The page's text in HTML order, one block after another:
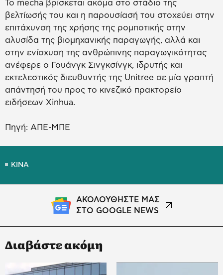
Το mecha βρίσκεται ακόμα στο στάδιο της
βελτίωσής του και η παρουσίασή του στοχεύει στην
επιτάχυνση της χρήσης της ρομποτικής στην
αλυσίδα της βιομηχανικής παραγωγής, αλλά και
στην ενίσχυση της ανθρώπινης παραγωγικότητας
ανέφερε ο Γουάνγκ Σινγκσίνγκ, ιδρυτής και
εκτελεστικός διευθυντής της Unitree σε μία γραπτή
απάντησή του προς το κινεζικό πρακτορείο
ειδήσεων Xinhua.
Πηγή: ΑΠΕ-ΜΠΕ
ΚΙΝΑ
ΑΚΟΛΟΥΘΗΣΤΕ ΜΑΣ
ΣΤΟ GOOGLE NEWS
Διαβάστε ακόμη